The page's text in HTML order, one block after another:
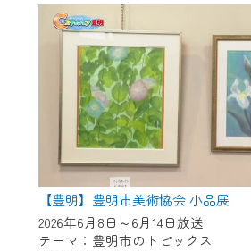
【豊明】豊明市美術協会 小品展
2026年6月8日～6月14日放送
テーマ：豊明市のトピックス